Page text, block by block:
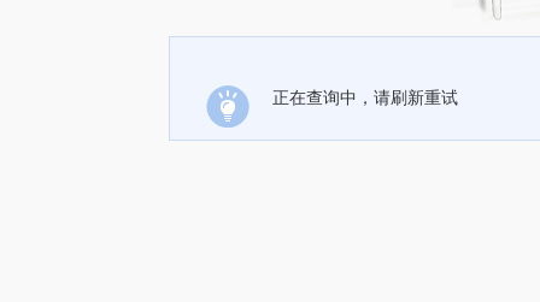
正在查询中，请刷新重试